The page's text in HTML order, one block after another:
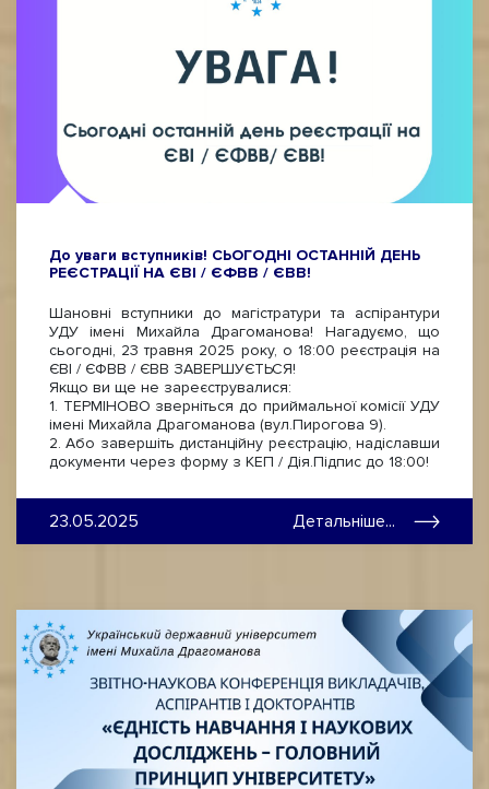
До уваги вступників! СЬОГОДНІ ОСТАННІЙ ДЕНЬ
РЕЄСТРАЦІЇ НА ЄВІ / ЄФВВ / ЄВВ!
Шановні вступники до магістратури та аспірантури
УДУ імені Михайла Драгоманова! Нагадуємо, що
сьогодні, 23 травня 2025 року, о 18:00 реєстрація на
ЄВІ / ЄФВВ / ЄВВ ЗАВЕРШУЄТЬСЯ!
Якщо ви ще не зареєструвалися:
1. ТЕРМІНОВО зверніться до приймальної комісії УДУ
імені Михайла Драгоманова (вул.Пирогова 9).
2. Або завершіть дистанційну реєстрацію, надіславши
документи через форму з КЕП / Дія.Підпис до 18:00!
23.05.2025 Детальніше...